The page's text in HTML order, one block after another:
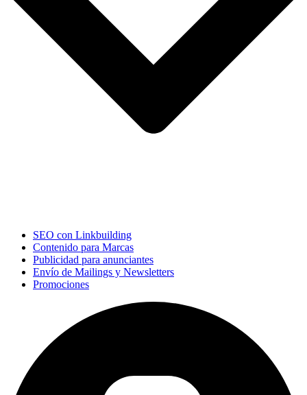
SEO con Linkbuilding
Contenido para Marcas
Publicidad para anunciantes
Envío de Mailings y Newsletters
Promociones